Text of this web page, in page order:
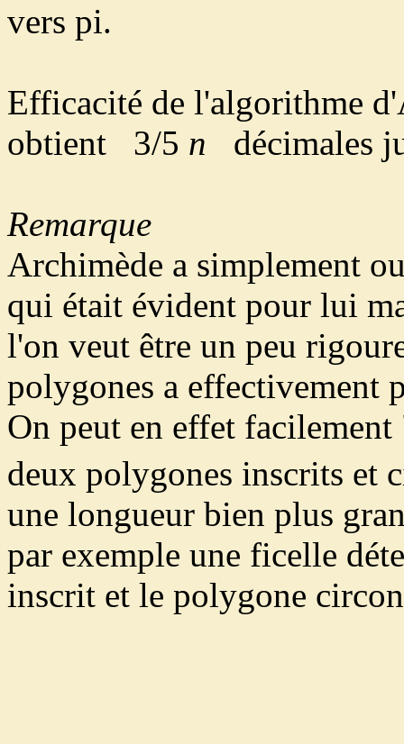
vers pi.
Efficacité de l'algorithme
obtient 3/5 n décimales
Remarque
Archimède a simplement
qui était évident pour lui
l'on veut être un peu
polygones a effectivement
On peut en effet
deux polygones inscrits et
une longueur bien plus
par exemple une ficelle
inscrit et le polygone